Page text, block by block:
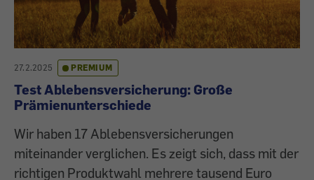
27.2.2025 PREMIUM
Test Ablebensversicherung: Große
Prämienunterschiede
Wir haben 17 Ablebensversicherungen
miteinander verglichen. Es zeigt sich, dass mit der
richtigen Produktwahl mehrere tausend Euro